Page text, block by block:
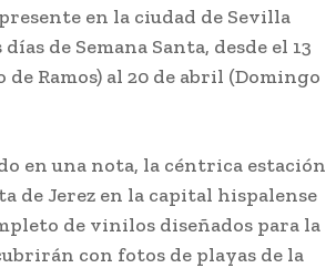
en la ciudad de Sevilla
de Semana Santa, desde el 13
Ramos) al 20 de abril (Domingo
en una nota, la céntrica estación
de Jerez en la capital hispalense
de vinilos diseñados para la
con fotos de playas de la